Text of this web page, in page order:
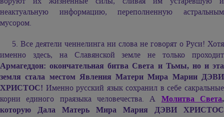
неактуальную информацию, переполненную астральным
мусором.
5. Все деятели ченнелинга ни слова не говорят о Руси! Хотя
именно здесь, на Славянской земле не только проходит
Армагеддон: окончательная битва Света и Тьмы, но и эта
земля стала местом Явления Матери Мира Марии ДЭВИ
ХРИСТОС! Именно русский язык сохранил в себе сакральные
корни единого праязыка человечества. А Молитва Света,
которую Дала Матерь Мира Мария ДЭВИ ХРИСТОС